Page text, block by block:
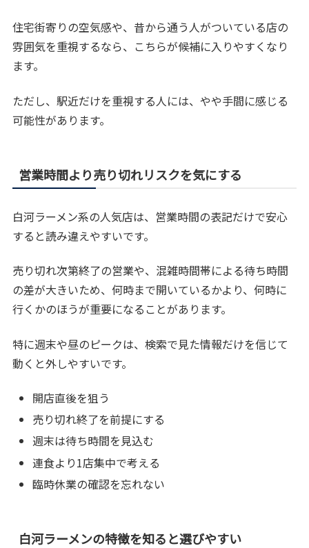
住宅街寄りの空気感や、昔から通う人がついている店の
雰囲気を重視するなら、こちらが候補に入りやすくなり
ます。
ただし、駅近だけを重視する人には、やや手間に感じる
可能性があります。
営業時間より売り切れリスクを気にする
白河ラーメン系の人気店は、営業時間の表記だけで安心
すると読み違えやすいです。
売り切れ次第終了の営業や、混雑時間帯による待ち時間
の差が大きいため、何時まで開いているかより、何時に
行くかのほうが重要になることがあります。
特に週末や昼のピークは、検索で見た情報だけを信じて
動くと外しやすいです。
開店直後を狙う
売り切れ終了を前提にする
週末は待ち時間を見込む
連食より1店集中で考える
臨時休業の確認を忘れない
白河ラーメンの特徴を知ると選びやすい